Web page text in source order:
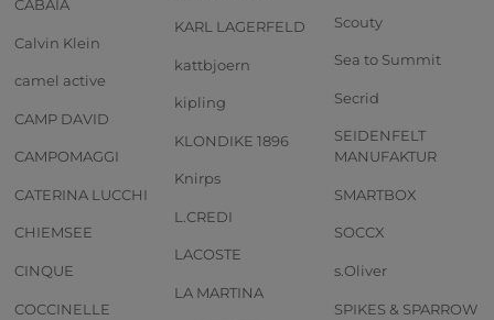
CABAIA
Calvin Klein
camel active
CAMP DAVID
CAMPOMAGGI
CATERINA LUCCHI
CHIEMSEE
CINQUE
COCCINELLE
KARL LAGERFELD
kattbjoern
kipling
KLONDIKE 1896
Knirps
L.CREDI
LACOSTE
LA MARTINA
Scouty
Sea to Summit
Secrid
SEIDENFELT
MANUFAKTUR
SMARTBOX
SOCCX
s.Oliver
SPIKES & SPARROW